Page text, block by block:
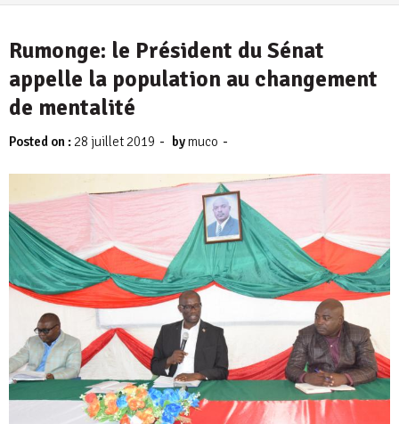
Rumonge: le Président du Sénat
appelle la population au changement
de mentalité
Posted on : 28 juillet 2019 - bymuco -